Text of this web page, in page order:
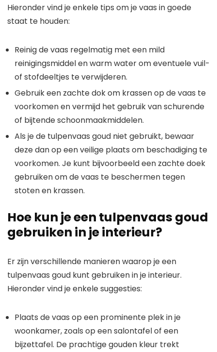
Hieronder vind je enkele tips om je vaas in goede
staat te houden:
Reinig de vaas regelmatig met een mild
reinigingsmiddel en warm water om eventuele vuil-
of stofdeeltjes te verwijderen.
Gebruik een zachte dok om krassen op de vaas te
voorkomen en vermijd het gebruik van schurende
of bijtende schoonmaakmiddelen.
Als je de tulpenvaas goud niet gebruikt, bewaar
deze dan op een veilige plaats om beschadiging te
voorkomen. Je kunt bijvoorbeeld een zachte doek
gebruiken om de vaas te beschermen tegen
stoten en krassen.
Hoe kun je een tulpenvaas goud
gebruiken in je interieur?
Er zijn verschillende manieren waarop je een
tulpenvaas goud kunt gebruiken in je interieur.
Hieronder vind je enkele suggesties:
Plaats de vaas op een prominente plek in je
woonkamer, zoals op een salontafel of een
bijzettafel. De prachtige gouden kleur trekt